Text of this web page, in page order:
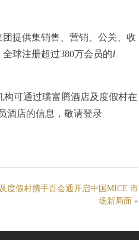
提供集销售、营销、公关、收
球注册超过380万会员的I
构可通过璞富腾酒店及度假村在
酒店的信息，敬请登录
度假村携手百会通开启中国MICE 市
场新局面 »